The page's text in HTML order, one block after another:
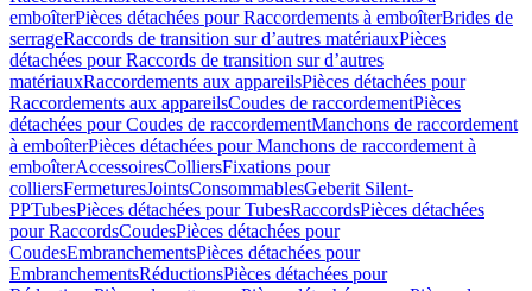
emboîterPièces détachées pour Raccordements à emboîterBrides de
serrageRaccords de transition sur d’autres matériauxPièces
détachées pour Raccords de transition sur d’autres
matériauxRaccordements aux appareilsPièces détachées pour
Raccordements aux appareilsCoudes de raccordementPièces
détachées pour Coudes de raccordementManchons de raccordement
à emboîterPièces détachées pour Manchons de raccordement à
emboîterAccessoiresColliersFixations pour
colliersFermeturesJointsConsommablesGeberit Silent-
PPTubesPièces détachées pour TubesRaccordsPièces détachées
pour RaccordsCoudesPièces détachées pour
CoudesEmbranchementsPièces détachées pour
EmbranchementsRéductionsPièces détachées pour